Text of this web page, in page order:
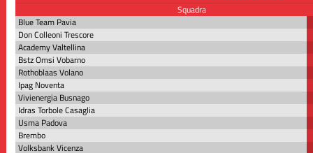
Squadra
Blue Team Pavia
Don Colleoni Trescore
Academy Valtellina
Bstz Omsi Vobarno
Rothoblaas Volano
Ipag Noventa
Vivienergia Busnago
Idras Torbole Casaglia
Usma Padova
Brembo
Volksbank Vicenza